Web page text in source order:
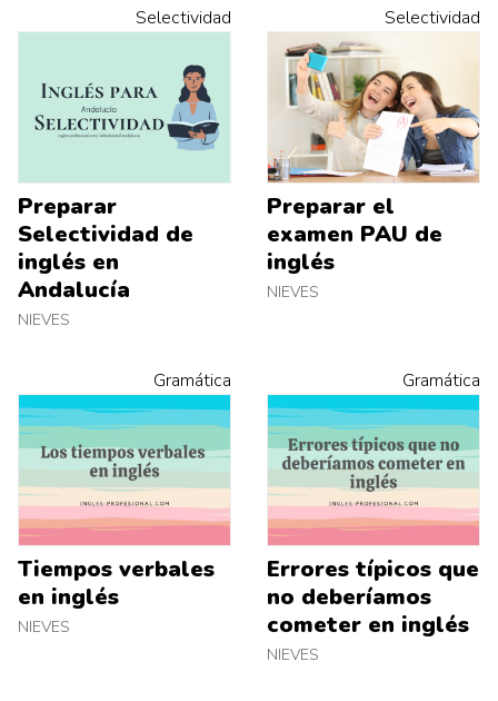
Selectividad
Preparar
Selectividad de
inglés en
Andalucía
NIEVES
Selectividad
Preparar el
examen PAU de
inglés
NIEVES
Gramática
Tiempos verbales
en inglés
NIEVES
Gramática
Errores típicos que
no deberíamos
cometer en inglés
NIEVES